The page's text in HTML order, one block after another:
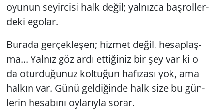
oyu­nun se­yir­ci­si halk değil; yal­nız­ca baş­rol­ler­
de­ki ego­lar.
Bu­ra­da ger­çek­le­şen; hiz­met değil, he­sap­laş­
ma... Yal­nız göz ardı et­ti­ği­niz bir şey var ki o
da otur­du­ğu­nuz kol­tu­ğun ha­fı­za­sı yok, ama
hal­kın var. Günü gel­di­ğin­de halk size bu gün­
le­rin he­sa­bı­nı oy­la­rıy­la sorar.